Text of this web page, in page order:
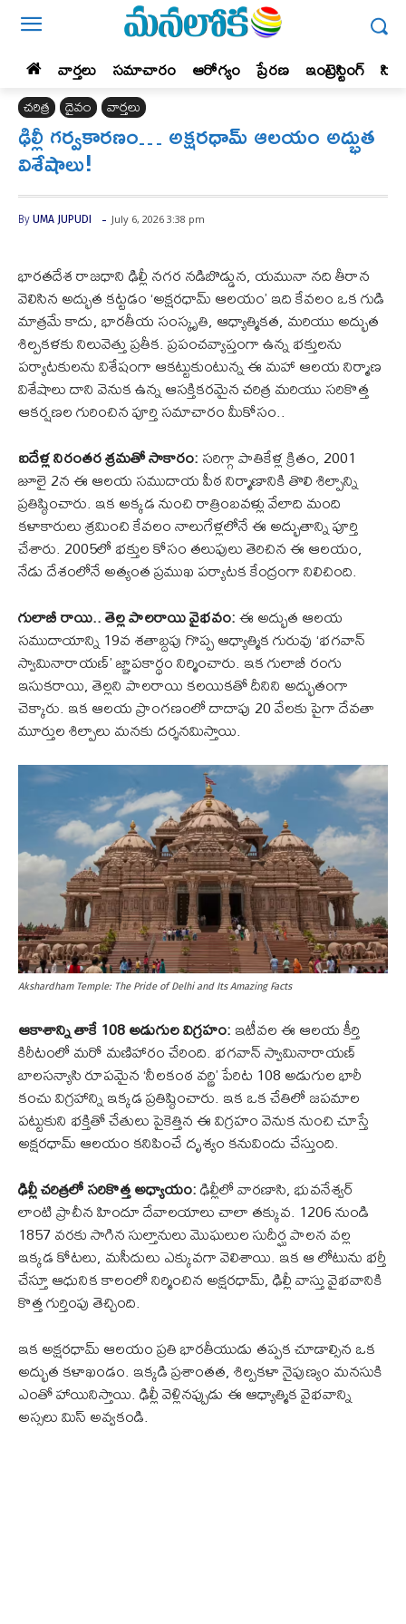
వార్తలు సమాచారం ఆరోగ్యం ప్రేర‌ణ‌ ఇంట్రెస్టింగ్‌
చరిత్ర దైవం వార్తలు
ఢిల్లీ గర్వకారణం… అక్షరధామ్ ఆలయం అద్భుత
విశేషాలు!
By UMA JUPUDI - July 6, 2026 3:38 pm
భారతదేశ రాజధాని ఢిల్లీ నగర నడిబొడ్డున, యమునా నది తీరాన
వెలిసిన అద్భుత కట్టడం ‘అక్షరధామ్ ఆలయం’ ఇది కేవలం ఒక గుడి
మాత్రమే కాదు, భారతీయ సంస్కృతి, ఆధ్యాత్మికత, మరియు అద్భుత
శిల్పకళకు నిలువెత్తు ప్రతీక. ప్రపంచవ్యాప్తంగా ఉన్న భక్తులను
పర్యాటకులను విశేషంగా ఆకట్టుకుంటున్న ఈ మహా ఆలయ నిర్మాణ
విశేషాలు దాని వెనుక ఉన్న ఆసక్తికరమైన చరిత్ర మరియు సరికొత్త
ఆకర్షణల గురించిన పూర్తి సమాచారం మీకోసం..
ఐదేళ్ల నిరంతర శ్రమతో సాకారం:సరిగ్గా పాతికేళ్ల క్రితం, 2001
జూలై 2న ఈ ఆలయ సముదాయ పీఠ నిర్మాణానికి తొలి శిల్పాన్ని
ప్రతిష్ఠించారు. ఇక అక్కడ నుంచి రాత్రింబవళ్లు వేలాది మంది
కళాకారులు శ్రమించి కేవలం నాలుగేళ్లలోనే ఈ అద్భుతాన్ని పూర్తి
చేశారు. 2005లో భక్తుల కోసం తలుపులు తెరిచిన ఈ ఆలయం,
నేడు దేశంలోనే అత్యంత ప్రముఖ పర్యాటక కేంద్రంగా నిలిచింది.
గులాబీ రాయి.. తెల్ల పాలరాయి వైభవం:ఈ అద్భుత ఆలయ
సముదాయాన్ని 19వ శతాబ్దపు గొప్ప ఆధ్యాత్మిక గురువు ‘భగవాన్
స్వామినారాయణ్’ జ్ఞాపకార్థం నిర్మించారు. ఇక గులాబీ రంగు
ఇసుకరాయి, తెల్లని పాలరాయి కలయికతో దీనిని అద్భుతంగా
చెక్కారు. ఇక ఆలయ ప్రాంగణంలో దాదాపు 20 వేలకు పైగా దేవతా
మూర్తుల శిల్పాలు మనకు దర్శనమిస్తాయి.
Akshardham Temple: The Pride of Delhi and Its Amazing Facts
ఆకాశాన్ని తాకే 108 అడుగుల విగ్రహం:ఇటీవల ఈ ఆలయ కీర్తి
కిరీటంలో మరో మణిహారం చేరింది. భగవాన్ స్వామినారాయణ్
బాలసన్యాసి రూపమైన ‘నీలకంఠ వర్ణి’ పేరిట 108 అడుగుల భారీ
కంచు విగ్రహాన్ని ఇక్కడ ప్రతిష్ఠించారు. ఇక ఒక చేతిలో జపమాల
పట్టుకుని భక్తితో చేతులు పైకెత్తిన ఈ విగ్రహం వెనుక నుంచి చూస్తే
అక్షరధామ్ ఆలయం కనిపించే దృశ్యం కనువిందు చేస్తుంది.
ఢిల్లీ చరిత్రలో సరికొత్త అధ్యాయం:ఢిల్లీలో వారణాసి, భువనేశ్వర్
లాంటి ప్రాచీన హిందూ దేవాలయాలు చాలా తక్కువ. 1206 నుండి
1857 వరకు సాగిన సుల్తానులు మొఘలుల సుదీర్ఘ పాలన వల్ల
ఇక్కడ కోటలు, మసీదులు ఎక్కువగా వెలిశాయి. ఇక ఆ లోటును భర్తీ
చేస్తూ ఆధునిక కాలంలో నిర్మించిన అక్షరధామ్, ఢిల్లీ వాస్తు వైభవానికి
కొత్త గుర్తింపు తెచ్చింది.
ఇక అక్షరధామ్ ఆలయం ప్రతి భారతీయుడు తప్పక చూడాల్సిన ఒక
అద్భుత కళాఖండం. ఇక్కడి ప్రశాంతత, శిల్పకళా నైపుణ్యం మనసుకి
ఎంతో హాయినిస్తాయి. ఢిల్లీ వెళ్లినప్పుడు ఈ ఆధ్యాత్మిక వైభవాన్ని
అస్సలు మిస్ అవ్వకండి.